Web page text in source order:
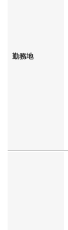
勤務地